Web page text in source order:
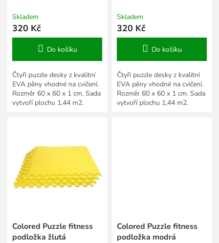
Skladem
320 Kč
Do košíku
Čtyři puzzle desky z kvalitní
EVA pěny vhodné na cvičení.
Rozměr 60 x 60 x 1 cm. Sada
vytvoří plochu 1,44 m2.
Skladem
320 Kč
Do košíku
Čtyři puzzle desky z kvalitní
EVA pěny vhodné na cvičení.
Rozměr 60 x 60 x 1 cm. Sada
vytvoří plochu 1,44 m2.
Colored Puzzle fitness
podložka žlutá
Colored Puzzle fitness
podložka modrá